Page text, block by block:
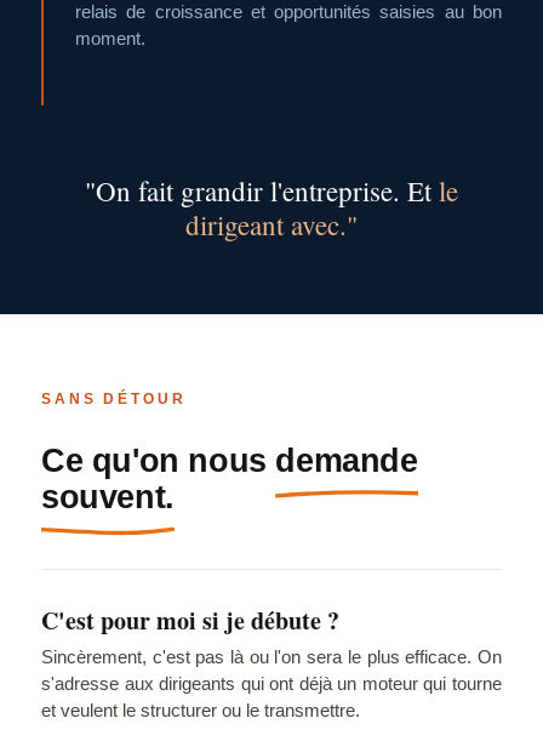
relais de croissance et opportunités saisies au bon
moment.
"On fait grandir l'entreprise. Etle
dirigeant avec."
SANS DÉTOUR
Ce qu'on nous demande
souvent.
C'est pour moi si je débute ?
Sincèrement, c'est pas là ou l'on sera le plus efficace. On
s'adresse aux dirigeants qui ont déjà un moteur qui tourne
et veulent le structurer ou le transmettre.